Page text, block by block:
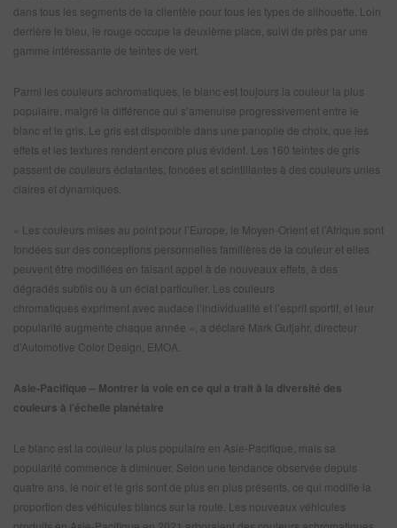
dans tous les segments de la clientèle pour tous les types de silhouette. Loin
derrière le bleu, le rouge occupe la deuxième place, suivi de près par une
gamme intéressante de teintes de vert.
Parmi les couleurs achromatiques, le blanc est toujours la couleur la plus
populaire, malgré la différence qui s’amenuise progressivement entre le
blanc et le gris. Le gris est disponible dans une panoplie de choix, que les
effets et les textures rendent encore plus évident. Les 160 teintes de gris
passent de couleurs éclatantes, foncées et scintillantes à des couleurs unies
claires et dynamiques.
« Les couleurs mises au point pour l’Europe, le Moyen-Orient et l’Afrique sont
fondées sur des conceptions personnelles familières de la couleur et elles
peuvent être modifiées en faisant appel à de nouveaux effets, à des
dégradés subtils ou à un éclat particulier. Les couleurs
chromatiques expriment avec audace l’individualité et l’esprit sportif, et leur
popularité augmente chaque année », a déclaré Mark Gutjahr, directeur
d’Automotive Color Design, EMOA.
Asie-Pacifique – Montrer la voie en ce qui a trait à la diversité des
couleurs à l’échelle planétaire
Le blanc est la couleur la plus populaire en Asie-Pacifique, mais sa
popularité commence à diminuer. Selon une tendance observée depuis
quatre ans, le noir et le gris sont de plus en plus présents, ce qui modifie la
proportion des véhicules blancs sur la route. Les nouveaux véhicules